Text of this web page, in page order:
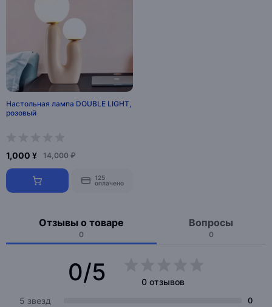
Настольная лампа DOUBLE LIGHT,
розовый
1,000 ¥ 14,000 ₽
125
оплачено
Отзывы о товаре
0
Вопросы
0
0/5
0 отзывов
5 звезд
0